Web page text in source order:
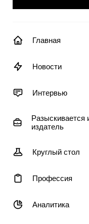
Главная
Новости
Интервью
Разыскивается
издатель
Круглый стол
Профессия
Аналитика